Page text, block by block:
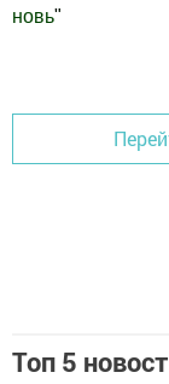
новь"
Топ 5